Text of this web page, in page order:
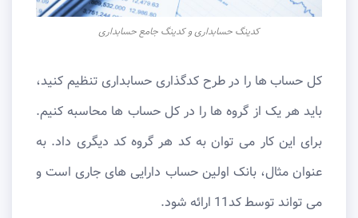
کدینگ حسابداری و کدینگ جامع حسابداری
کل حساب ها را در طرح کدگذاری حسابداری تنظیم کنید،
باید هر یک از گروه ها را در کل حساب ها محاسبه کنیم.
برای این کار می توان به کد هر گروه کد دیگری داد. به
عنوان مثال، بانک اولین حساب دارایی های جاری است و
می تواند توسط کد11 ارائه شود.